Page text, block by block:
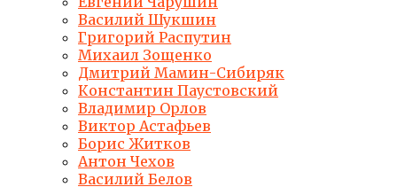
Василий Шукшин
Григорий Распутин
Михаил Зощенко
Дмитрий Мамин-Сибиряк
Константин Паустовский
Владимир Орлов
Виктор Астафьев
Борис Житков
Антон Чехов
Василий Белов